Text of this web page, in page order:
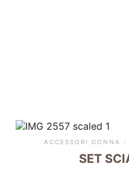
ACCESSORI DONNA /
SET